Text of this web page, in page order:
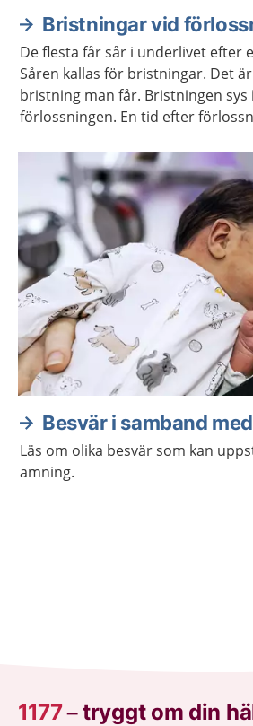
Bristningar vid
De flesta får sår i underlivet efter
Såren kallas för bristningar. Det
bristning man får. Bristningen
förlossningen. En tid efter
svullet. Sök vård om dina besvär
Besvär i samband
Läs om olika besvär som kan
amning.
1177–tryggt om din